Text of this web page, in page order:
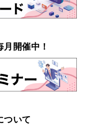
開催中！
ついて